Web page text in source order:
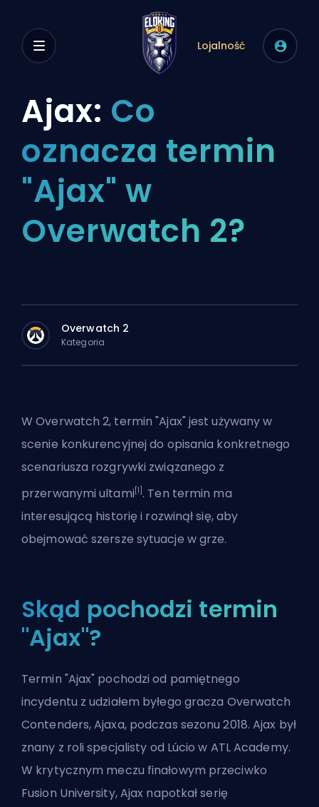
Lojalność
Ajax: Co
oznacza termin
"Ajax" w
Overwatch 2?
Overwatch 2
Kategoria
W Overwatch 2, termin "Ajax" jest używany w
scenie konkurencyjnej do opisania konkretnego
scenariusza rozgrywki związanego z
przerwanymi ultami [1] . Ten termin ma
interesującą historię i rozwinął się, aby
obejmować szersze sytuacje w grze.
Skąd pochodzi termin
"Ajax"?
Termin "Ajax" pochodzi od pamiętnego
incydentu z udziałem byłego gracza Overwatch
Contenders, Ajaxa, podczas sezonu 2018. Ajax był
znany z roli specjalisty od Lúcio w ATL Academy.
W krytycznym meczu finałowym przeciwko
Fusion University, Ajax napotkał serię